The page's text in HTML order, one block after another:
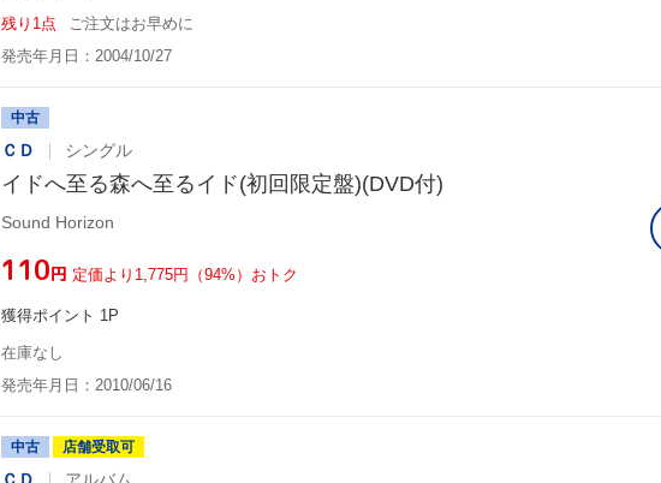
残り1点
ご注文はお早めに
発売年月日：2004/10/27
中古
ＣＤ シングル
イドへ至る森へ至るイド(初回限定盤)(DVD付)
Sound Horizon
¥110円 定価より1,775円（94%）おトク
獲得ポイント 1P
在庫なし
発売年月日：2010/06/16
中古 店舗受取可